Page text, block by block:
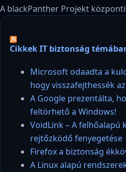
A blackPanther Projekt
Cikkek IT biztonság
Microsoft odaadta a
hogy visszafejthessék
A Google prezentálta,
feltörhető a Windows!
VoidLink – A felhőalapú
rejtőzködő fenyegetése
Firefox a biztonság
A Linux alapú